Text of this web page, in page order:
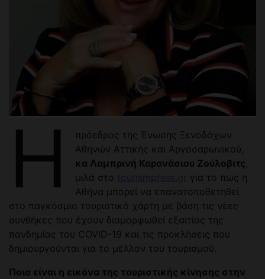
Η
πρόεδρος της Ένωσης Ξενοδόχων
Αθηνών Αττικής και Αργοσαρωνικού,
κα Λαμπρινή Καρανάσιου Ζούλοβιτς,
μιλά στο
για το πως η
Αθήνα μπορεί να επανατοποθετηθεί
στο παγκόσμιο τουριστικό χάρτη με βάση τις νέες
συνθήκες που έχουν διαμορφωθεί εξαιτίας της
πανδημίας του COVID-19 και τις προκλήσεις που
δημιουργούνται για το μέλλον του τουρισμού.
Ποια είναι η εικόνα της τουριστικής κίνησης στην